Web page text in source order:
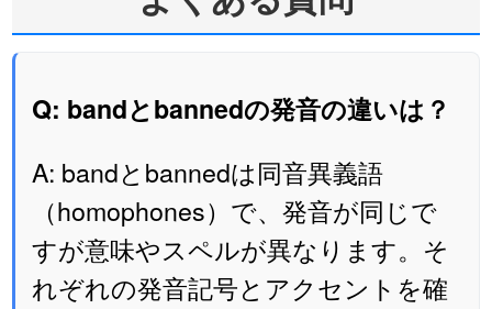
Q: bandとbannedの発音の違いは？
A: bandとbannedは同音異義語
（homophones）で、発音が同じで
すが意味やスペルが異なります。そ
れぞれの発音記号とアクセントを確